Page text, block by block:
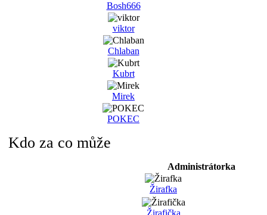
Bosh666
viktor
Chlaban
Kubrt
Mirek
POKEC
Kdo za co může
Administrátorka
Žirafka
Žirafička